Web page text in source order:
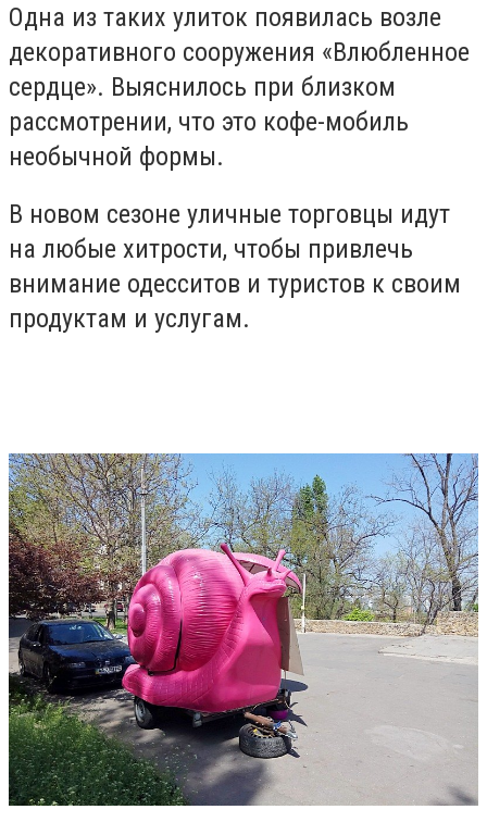
Одна из таких улиток появилась возле
декоративного сооружения «Влюбленное
сердце». Выяснилось при близком
рассмотрении, что это кофе-мобиль
необычной формы.
В новом сезоне уличные торговцы идут
на любые хитрости, чтобы привлечь
внимание одесситов и туристов к своим
продуктам и услугам.